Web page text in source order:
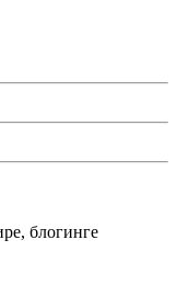
блогинге